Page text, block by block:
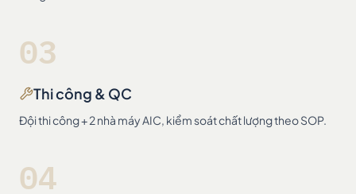
03
Thi công & QC
Đội thi công + 2 nhà máy AIC, kiểm soát chất lượng theo SOP.
04